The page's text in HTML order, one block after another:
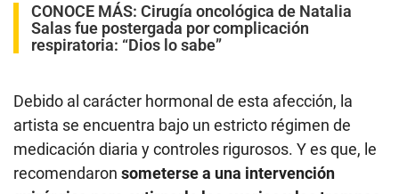
CONOCE MÁS: Cirugía oncológica de Natalia
Salas fue postergada por complicación
respiratoria: “Dios lo sabe”
Debido al carácter hormonal de esta afección, la
artista se encuentra bajo un estricto régimen de
medicación diaria y controles rigurosos. Y es que, le
recomendaron someterse a una intervención